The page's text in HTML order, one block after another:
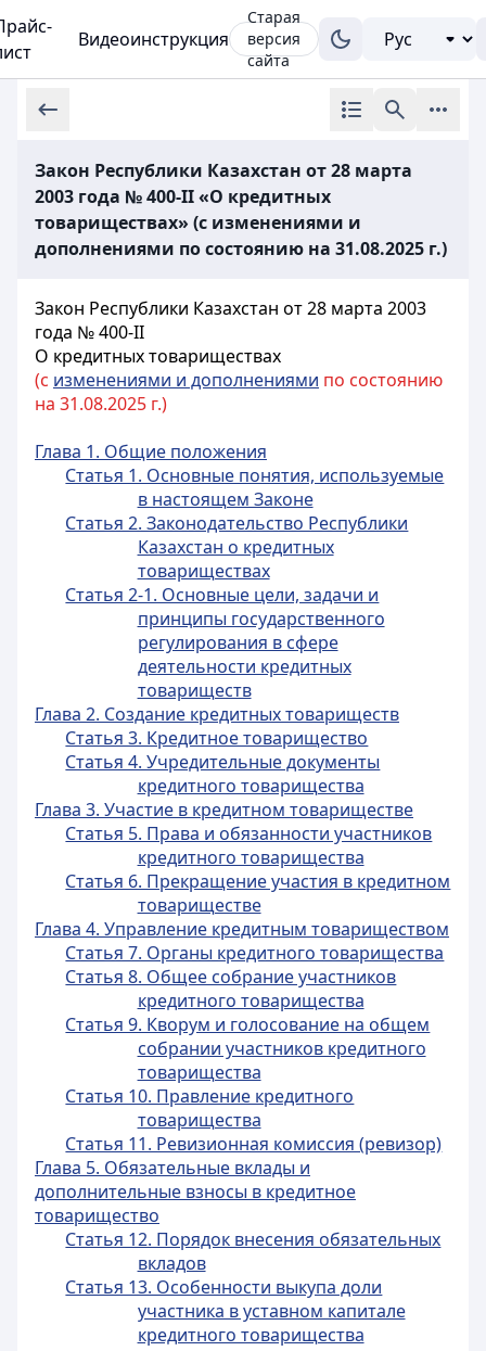
Видеоинструкция
Старая
версия
сайта
Закон Республики Казахстан от 28 марта
2003 года № 400-II «О кредитных
товариществах» (с изменениями и
дополнениями по состоянию на 31.08.2025 г.)
Закон Республики Казахстан от 28 марта 2003
года № 400-II
О кредитных товариществах
(с изменениями и дополнениями по состоянию
на 31.08.2025 г.)
Глава 1. Общие положения
Статья 1. Основные понятия, используемые
в настоящем Законе
Статья 2. Законодательство Республики
Казахстан о кредитных
товариществах
Статья 2-1. Основные цели, задачи и
принципы государственного
регулирования в сфере
деятельности кредитных
товариществ
Глава 2. Создание кредитных товариществ
Статья 3. Кредитное товарищество
Статья 4. Учредительные документы
кредитного товарищества
Глава 3. Участие в кредитном товариществе
Статья 5. Права и обязанности участников
кредитного товарищества
Статья 6. Прекращение участия в кредитном
товариществе
Глава 4. Управление кредитным товариществом
Статья 7. Органы кредитного товарищества
Статья 8. Общее собрание участников
кредитного товарищества
Статья 9. Кворум и голосование на общем
собрании участников кредитного
товарищества
Статья 10. Правление кредитного
товарищества
Статья 11. Ревизионная комиссия (ревизор)
Глава 5. Обязательные вклады и
дополнительные взносы в кредитное
товарищество
Статья 12. Порядок внесения обязательных
вкладов
Статья 13. Особенности выкупа доли
участника в уставном капитале
кредитного товарищества